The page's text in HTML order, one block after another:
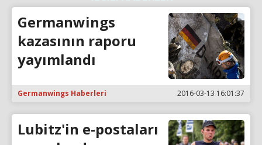
Germanwings
kazasının raporu
yayımlandı
Germanwings Haberleri 2016-03-13 16:01:37
Lubitz'in e-postaları